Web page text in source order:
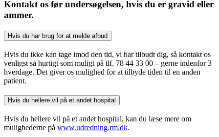
Kontakt os før undersøgelsen, hvis du er gravid eller
ammer.
Hvis du har brug for at melde afbud
Hvis du ikke kan tage imod den tid, vi har tilbudt dig, så kontakt os
venligst så hurtigt som muligt på tlf. 78 44 33 00 – gerne indenfor 3
hverdage. Det giver os mulighed for at tilbyde tiden til en anden
patient.
Hvis du hellere vil på et andet hospital
Hvis du hellere vil på et andet hospital, kan du læse mere om
mulighederne på www.udredning.rm.dk.